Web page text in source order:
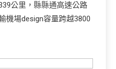
公里，縣縣通高速公路
機場design容量跨越3800